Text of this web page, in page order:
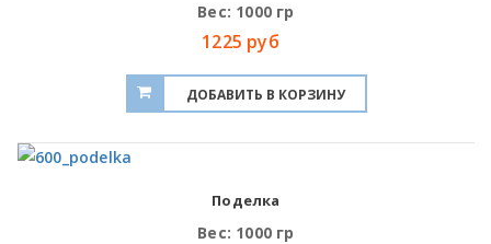
Вес: 1000 гр
1225 руб
Поделка
Вес: 1000 гр